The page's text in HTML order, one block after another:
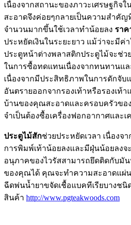
เนื่องจากสถานะของภาวะเศรษฐกิจ
สะอาดจึงค่อยๆกลายเป็นความสำคั
จำนวนมากขึ้นใช้เวลาทำน้อยลง ราค
ประหยัดเงินในระยะยาว แม้ว่าจะมีค่
ประตูหน้าต่างพลาสติกประตูไม้จะช่
ในการซื้อทดแทนเนื่องจากทนทานแ
เนื่องจากมีประสิทธิภาพในการดักจับ
อันตรายออกจากรองเท้าหรือรองเท้
บ้านของคุณสะอาดและครอบครัวข
จำเป็นต้องซื้อเครื่องฟอกอากาศและ
ประตูไม้สักช่วยประหยัดเวลา เนื่องจ
การพิมพ์เท้าน้อยลงและมีฝุ่นน้อยลงจ
อนุภาคของไวรัสสามารถยึดติดกับมั
ของคุณได้ คุณจะทำความสะอาดแผ่
ฉีดพ่นน้ำยาขจัดเชื้อแบคทีเรียบางชนิ
สินค้า http://www.pgteakwoods.com